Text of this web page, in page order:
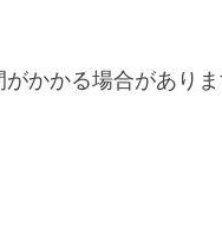
かかる場合があり